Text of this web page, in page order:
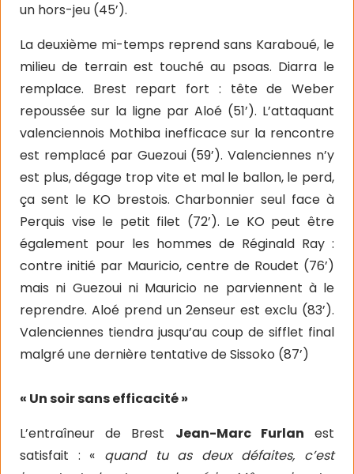
un hors-jeu (45’).
La deuxième mi-temps reprend sans Karaboué, le
milieu de terrain est touché au psoas. Diarra le
remplace. Brest repart fort : tête de Weber
repoussée sur la ligne par Aloé (51’). L’attaquant
valenciennois Mothiba inefficace sur la rencontre
est remplacé par Guezoui (59’). Valenciennes n’y
est plus, dégage trop vite et mal le ballon, le perd,
ça sent le KO brestois. Charbonnier seul face à
Perquis vise le petit filet (72’). Le KO peut être
également pour les hommes de Réginald Ray :
contre initié par Mauricio, centre de Roudet (76’)
mais ni Guezoui ni Mauricio ne parviennent à le
reprendre. Aloé prend un 2enseur est exclu (83’).
Valenciennes tiendra jusqu’au coup de sifflet final
malgré une dernière tentative de Sissoko (87’)
« Un soir sans efficacité »
L’entraîneur de Brest Jean-Marc Furlan est
satisfait : « quand tu as deux défaites, c’est